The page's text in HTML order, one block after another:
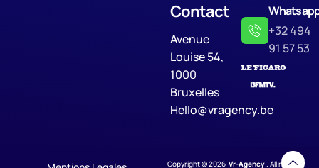
Contact
Avenue
Louise 54,
1000
Bruxelles
Hello@vragency.be
+32 494
91 57 53
Copyright © 2026 Vr-Agency. All rights